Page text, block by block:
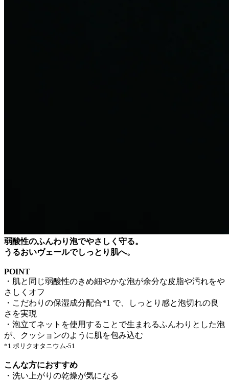
弱酸性のふんわり泡でやさしく守る。
うるおいヴェールでしっとり肌へ。
POINT
・肌と同じ弱酸性のきめ細やかな泡が余分な皮脂や汚れをや
さしくオフ
・こだわりの保湿成分配合*1 で、しっとり感と泡切れの良
さを実現
・泡立てネットを使用することで生まれるふんわりとした泡
が、クッションのように肌を包み込む
*1 ポリクオタニウム-51
こんな方におすすめ
・洗い上がりの乾燥が気になる